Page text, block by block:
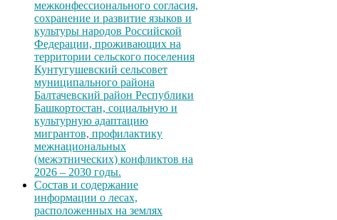
межконфессионального согласия,
сохранение и развитие языков и
культуры народов Российской
Федерации, проживающих на
территории сельского поселения
Кунтугушевский сельсовет
муниципального района
Балтачевский район Республики
Башкортостан, социальную и
культурную адаптацию
мигрантов, профилактику
межнациональных
(межэтнических) конфликтов на
2026 – 2030 годы.
Состав и содержание
информации о лесах,
расположенных на землях